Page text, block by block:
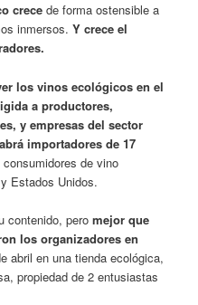
crece de forma ostensible a
inmersos.Y crece el
los vinos ecológicos en el
a productores,
y empresas del sector
importadores de 17
de vino
Estados Unidos.
contenido, peromejor que
los organizadores en
abril en una tienda ecológica,
propiedad de 2 entusiastas